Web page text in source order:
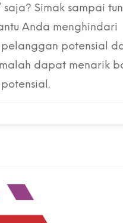
saja? Simak sampai
Anda menghindari
potensial
dapat menarik